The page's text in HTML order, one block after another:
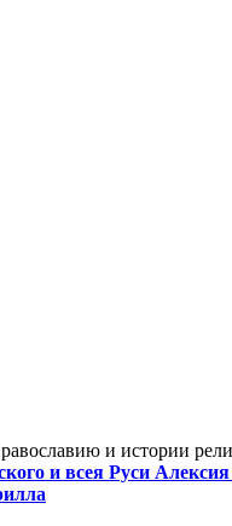
и истории
и всея Руси